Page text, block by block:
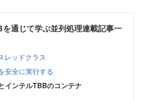
通じて学ぶ並列処理連載記事一
レッドクラス
安全に実行する
インテルTBBのコンテナ